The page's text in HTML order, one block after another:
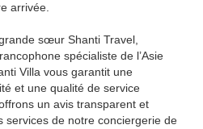
arrivée.
sœur Shanti Travel,
spécialiste de l’Asie
Villa vous garantit une
et une qualité de service
un avis transparent et
services de notre conciergerie de